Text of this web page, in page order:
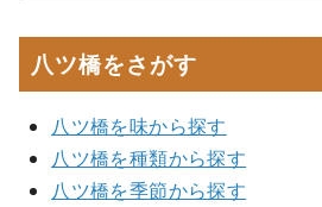
八ツ橋をさがす
八ツ橋を味から探す
八ツ橋を種類から探す
八ツ橋を季節から探す